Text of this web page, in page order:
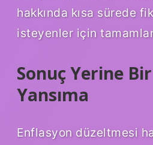
hakkında kısa sürede
isteyenler için
Sonuç Yerine
Yansıma
Enflasyon düzeltmesi